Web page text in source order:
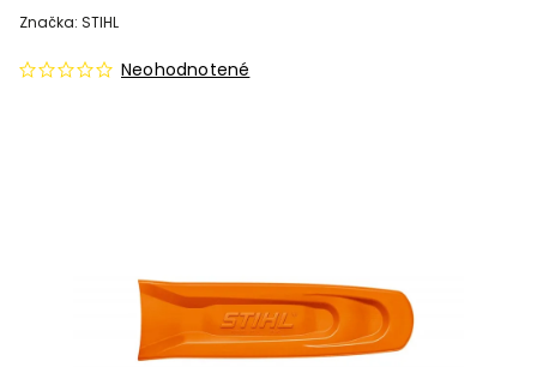
Neohodnotené
Značka: STIHL